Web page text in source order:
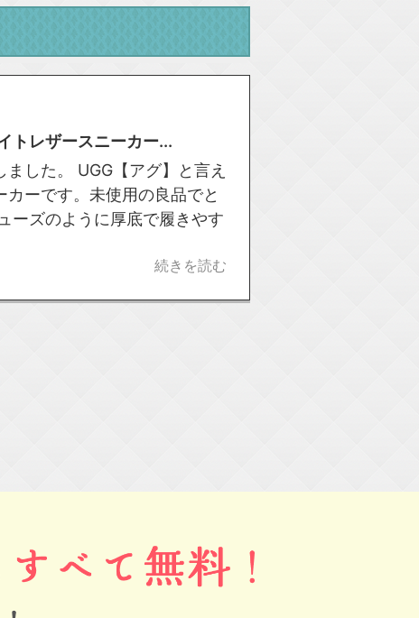
トレザースニーカー...
した。 UGG【アグ】と言え
ーです。未使用の良品でと
ーズのように厚底で履きやす
続きを読む